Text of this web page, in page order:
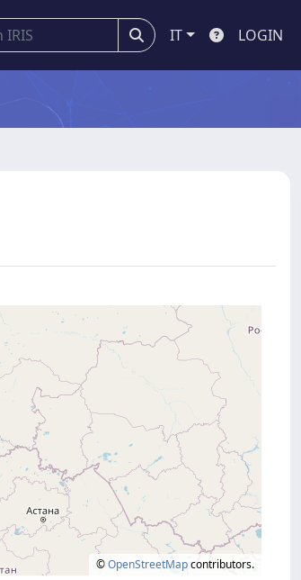
IT LOGIN
©OpenStreetMapcontributors.